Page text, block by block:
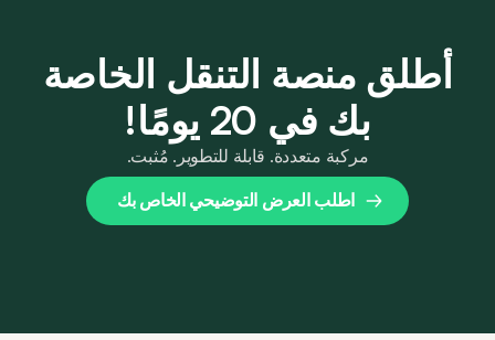
أطلق منصة التنقل الخاصة
بك في 20 يومًا!
مركبة متعددة. قابلة للتطوير. مُثبت.
اطلب العرض التوضيحي الخاص بك